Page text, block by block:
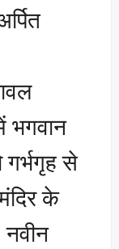
भगवान
गर्भगृह से
के
नवीन